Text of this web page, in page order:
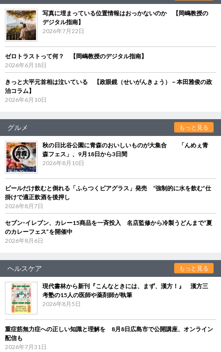
写真に埋まっている位置情報はおっかないのか 【岡嶋教授の
デジタル指南】
2026年7月22日
ゼロトラストって何？ 【岡嶋教授のデジタル指南】
2026年6月18日
きっと大平元首相は泣いている 【政眼鏡（せいがんきょう）－本田雅俊の政
治コラム】
2026年6月10日
グルメ もっと見る
秋の日比谷公園に青森のおいしいものが大集合 「んめぇ青
森フェス」、9月18日から3日間
2026年8月10日
ビールだけ飲むと倒れる「ふらつくビアグラス」発売 “強制的に水を飲む”仕
掛けで適正飲酒を後押し
2026年8月7日
セブン‐イレブン、カレー15商品を一斉投入 名店監修から冷製うどんまで“夏
のカレーフェス”を開催中
2026年8月6日
ヘルスケア もっと見る
現代書林から新刊『こんなときには、まず、漢方！』 漢方三
考塾の15人の医師や薬剤師が執筆
2026年8月5日
重症筋無力症への正しい知識と理解を 8月8日広島市で公開講座、オンライン
配信も
2026年7月31日